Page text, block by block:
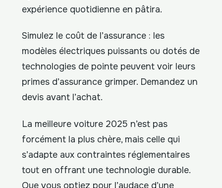
expérience quotidienne en pâtira.
Simulez le coût de l’assurance : les
modèles électriques puissants ou dotés de
technologies de pointe peuvent voir leurs
primes d’assurance grimper. Demandez un
devis avant l’achat.
La meilleure voiture 2025 n’est pas
forcément la plus chère, mais celle qui
s’adapte aux contraintes réglementaires
tout en offrant une technologie durable.
Que vous optiez pour l’audace d’une